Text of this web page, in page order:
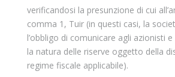
verificandosi la presunzione di cui
comma 1, Tuir (in questi casi, la
l’obbligo di comunicare agli azionisti
la natura delle riserve oggetto della
regime fiscale applicabile).